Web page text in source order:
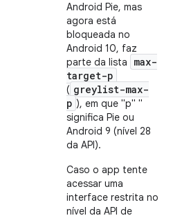
Android Pie, mas
agora está
bloqueada no
Android 10, faz
parte da lista
max-
target-p
( greylist-max-
p ), em que "p" "
significa Pie ou
Android 9 (nível 28
da API).
Caso o app tente
acessar uma
interface restrita no
nível da API de